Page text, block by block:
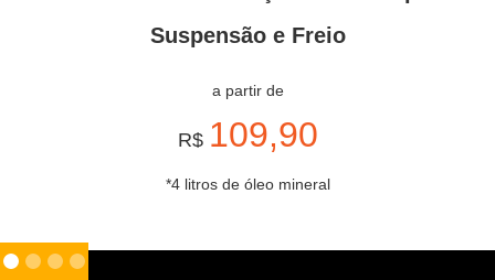
Suspensão e Freio
a partir de
R$ 109,90
*4 litros de óleo mineral